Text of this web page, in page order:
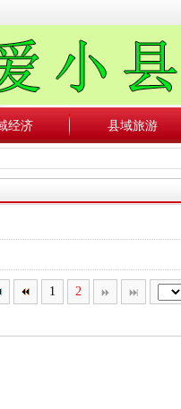
经济 县域旅游
1 2